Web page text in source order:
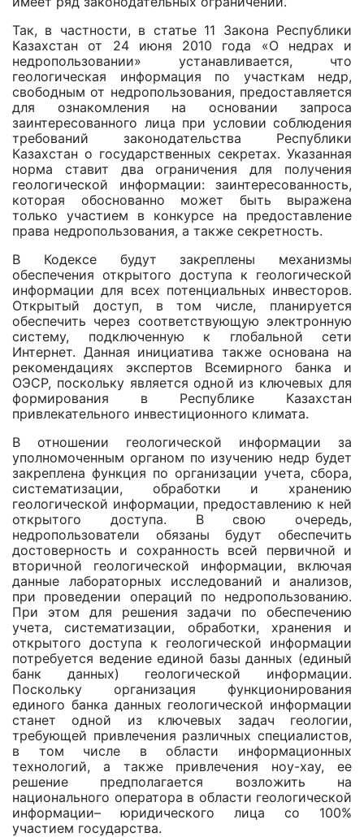
Так, в частности, в статье 11 Закона Республики
Казахстан от 24 июня 2010 года «О недрах и
недропользовании» устанавливается, что
геологическая информация по участкам недр,
свободным от недропользования, предоставляется
для ознакомления на основании запроса
заинтересованного лица при условии соблюдения
требований законодательства Республики
Казахстан о государственных секретах. Указанная
норма ставит два ограничения для получения
геологической информации: заинтересованность,
которая обоснованно может быть выражена
только участием в конкурсе на предоставление
права недропользования, a также секретность.
В Кодексе будут закреплены механизмы
обеспечения открытого доступа к геологической
информации для всех потенциальных инвесторов.
Открытый доступ, в том числе, планируется
обеспечить через соответствующую электронную
систему, подключенную к глобальной сети
Интернет. Данная инициатива также основана на
рекомендациях экспертов Всемирного банка и
ОЭСР, поскольку является одной из ключевых для
формирования в Республике Казахстан
привлекательного инвестиционного климата.
В отношении геологической информации за
уполномоченным органом по изучению недр будет
закреплена функция по организации учета, сбора,
систематизации, обработки и хранению
геологической информации, предоставлению к ней
открытого доступа. В свою очередь,
недропользователи обязаны будут обеспечить
достоверность и сохранность всей первичной и
вторичной геологической информации, включая
данные лабораторных исследований и анализов,
при проведении операций по недропользованию.
При этом для решения задачи по обеспечению
учета, систематизации, обработки, хранения и
открытого доступа к геологической информации
потребуется ведение единой базы данных (единый
банк данных) геологической информации.
Поскольку организация функционирования
единого банка данных геологической информации
станет одной из ключевых задач геологии,
требующей привлечения различных специалистов,
в том числе в области информационных
технологий, а также привлечения ноу-хау, ее
решение предполагается возложить на
национального оператора в области геологической
информации– юридического лица со 100%
участием государства.